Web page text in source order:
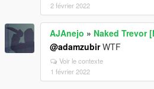
2 février 2022
AJAnejo » Naked Trevor
@adamzubirWTF
Voir le contexte
1 février 2022